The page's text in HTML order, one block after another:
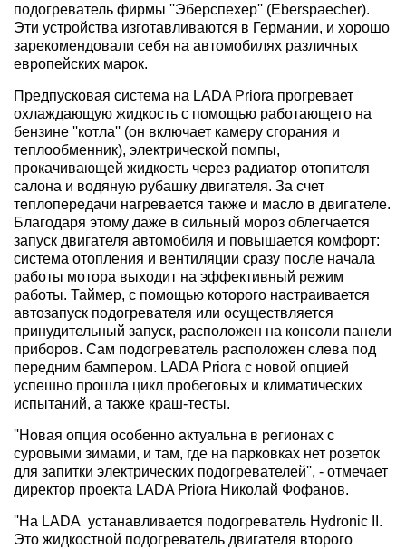
подогреватель фирмы ''Эберспехер'' (Eberspaecher).
Эти устройства изготавливаются в Германии, и хорошо
зарекомендовали себя на автомобилях различных
европейских марок.
Предпусковая система на LADA Priora прогревает
охлаждающую жидкость с помощью работающего на
бензине ''котла'' (он включает камеру сгорания и
теплообменник), электрической помпы,
прокачивающей жидкость через радиатор отопителя
салона и водяную рубашку двигателя. За счет
теплопередачи нагревается также и масло в двигателе.
Благодаря этому даже в сильный мороз облегчается
запуск двигателя автомобиля и повышается комфорт:
система отопления и вентиляции сразу после начала
работы мотора выходит на эффективный режим
работы. Таймер, с помощью которого настраивается
автозапуск подогревателя или осуществляется
принудительный запуск, расположен на консоли панели
приборов. Сам подогреватель расположен слева под
передним бампером. LADA Priora с новой опцией
успешно прошла цикл пробеговых и климатических
испытаний, а также краш-тесты.
''Новая опция особенно актуальна в регионах с
суровыми зимами, и там, где на парковках нет розеток
для запитки электрических подогревателей'', - отмечает
директор проекта LADA Priora Николай Фофанов.
''На LADA устанавливается подогреватель Hydronic II.
Это жидкостной подогреватель двигателя второго